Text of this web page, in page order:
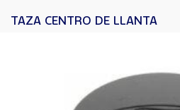
TAZA CENTRO DE LLANTA